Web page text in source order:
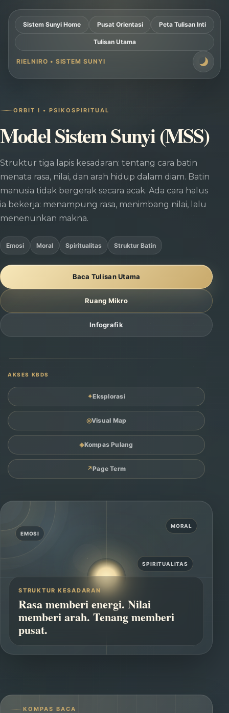
Sistem Sunyi Home Pusat Orientasi Peta Tulisan Inti
Tulisan Utama
RIELNIRO • SISTEM SUNYI
ORBIT I • PSIKOSPIRITUAL
Model Sistem Sunyi (MSS)
Struktur tiga lapis kesadaran: tentang cara batin
menata rasa, nilai, dan arah hidup dalam diam. Batin
manusia tidak bergerak secara acak. Ada cara halus
ia bekerja: menampung rasa, menimbang nilai, lalu
menenunkan makna.
Emosi Moral Spiritualitas Struktur Batin
Baca Tulisan Utama
Ruang Mikro
Infografik
AKSES KBDS
✦Eksplorasi
◎Visual Map
◈Kompas Pulang
↗Page Term
EMOSI
MORAL
SPIRITUALITAS
STRUKTUR KESADARAN
Rasa memberi energi. Nilai
memberi arah. Tenang memberi
pusat.
KOMPAS BACA